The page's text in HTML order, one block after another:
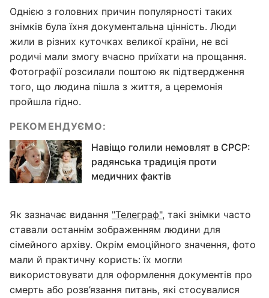
Однією з головних причин популярності таких
знімків була їхня документальна цінність. Люди
жили в різних куточках великої країни, не всі
родичі мали змогу вчасно приїхати на прощання.
Фотографії розсилали поштою як підтвердження
того, що людина пішла з життя, а церемонія
пройшла гідно.
РЕКОМЕНДУЄМО:
Навіщо голили немовлят в СРСР:
радянська традиція проти
медичних фактів
Як зазначає видання "Телеграф", такі знімки часто
ставали останнім зображенням людини для
сімейного архіву. Окрім емоційного значення, фото
мали й практичну користь: їх могли
використовувати для оформлення документів про
смерть або розв’язання питань, які стосувалися